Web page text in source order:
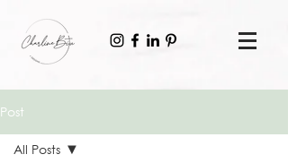
Post
All Posts